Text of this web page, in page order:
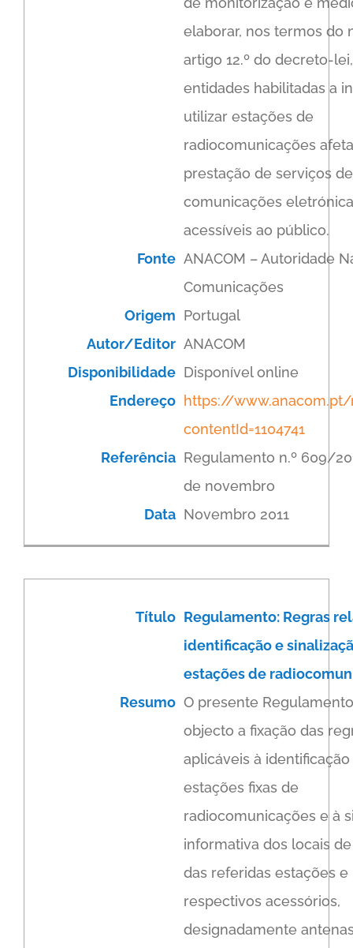
elaborar, nos termos do
artigo 12.º do decreto-
entidades habilitadas a
utilizar estações de
radiocomunicações
prestação de serviços de
comunicações
acessíveis ao público.
Fonte ANACOM – Autoridade
Comunicações
Origem Portugal
Autor/Editor ANACOM
Disponibilidade Disponível online
Endereço https://www.anacom.pt/
contentId=1104741
Referência Regulamento n.º 609/
de novembro
Data Novembro 2011
Título Regulamento: Regras
identificação e
estações de
Resumo O presente
objecto a fixação das
aplicáveis à
estações fixas de
radiocomunicações e à
informativa dos locais
das referidas estações e
respectivos acessórios,
designadamente